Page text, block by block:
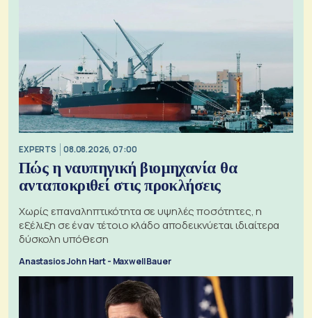
EXPERTS 08.08.2026, 07:00
Πώς η ναυπηγική βιομηχανία θα
ανταποκριθεί στις προκλήσεις
Χωρίς επαναληπτικότητα σε υψηλές ποσότητες, η
εξέλιξη σε έναν τέτοιο κλάδο αποδεικνύεται ιδιαίτερα
δύσκολη υπόθεση
Anastasios John Hart - Maxwell Bauer